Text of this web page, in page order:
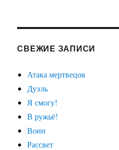
СВЕЖИЕ ЗАПИСИ
Атака мертвецов
Дуэль
Я смогу!
В ружьё!
Воин
Рассвет